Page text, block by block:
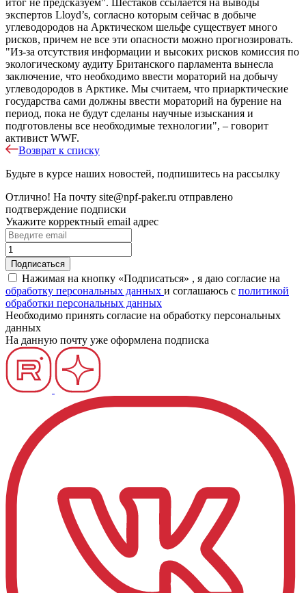
экспертов Lloyd’s, согласно которым сейчас в добыче
углеводородов на Арктическом шельфе существует много
рисков, причем не все эти опасности можно прогнозировать.
"Из-за отсутствия информации и высоких рисков комиссия по
экологическому аудиту Британского парламента вынесла
заключение, что необходимо ввести мораторий на добычу
углеводородов в Арктике. Мы считаем, что приарктические
государства сами должны ввести мораторий на бурение на
период, пока не будут сделаны научные изыскания и
подготовлены все необходимые технологии", – говорит
активист WWF.
Возврат к списку
Будьте в курсе наших новостей, подпишитесь на рассылку
Отлично! На почту site@npf-paker.ru отправлено
подтверждение подписки
Укажите корректный email адрес
Нажимая на кнопку «Подписаться» , я даю согласие на
обработку персональных данных и соглашаюсь c политикой
обработки персональных данных
Необходимо принять согласие на обработку персональных
данных
На данную почту уже оформлена подписка